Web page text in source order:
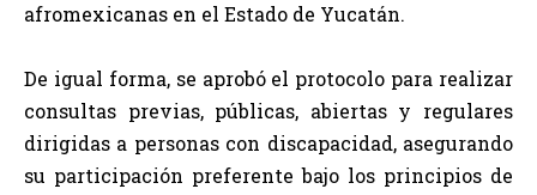
afromexicanas en el Estado de Yucatán.
De igual forma, se aprobó el protocolo para realizar
consultas previas, públicas, abiertas y regulares
dirigidas a personas con discapacidad, asegurando
su participación preferente bajo los principios de